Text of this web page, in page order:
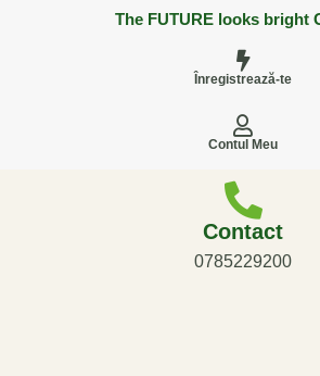
The FUTURE looks bright
Înregistrează-te
Contul Meu
Contact
0785229200